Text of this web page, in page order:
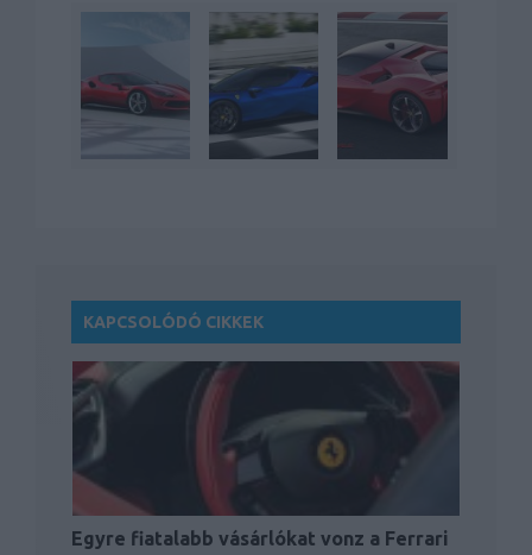
KAPCSOLÓDÓ CIKKEK
Egyre fiatalabb vásárlókat vonz a Ferrari